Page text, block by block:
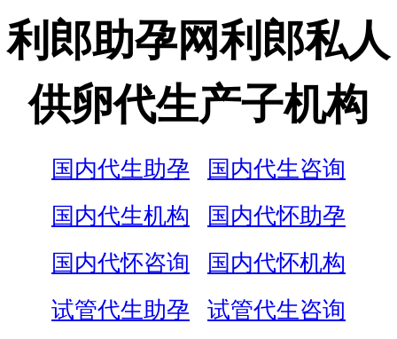
利郎助孕网利郎私人
供卵代生产子机构
国内代生助孕
国内代生咨询
国内代生机构
国内代怀助孕
国内代怀咨询
国内代怀机构
试管代生助孕
试管代生咨询